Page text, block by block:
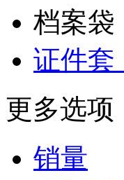
档案袋
证件套
更多选项
销量